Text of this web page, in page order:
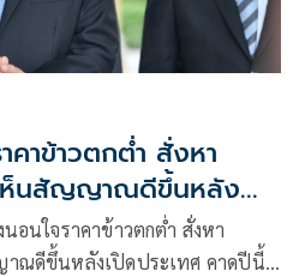
คาข้าวตกต่ำ สั่งหา
ห็นสัญญาณดีขึ้นหลัง
อนใจราคาข้าวตกต่ำ สั่งหา
ณดีขึ้นหลังเปิดประเทศ คาดปีนี้